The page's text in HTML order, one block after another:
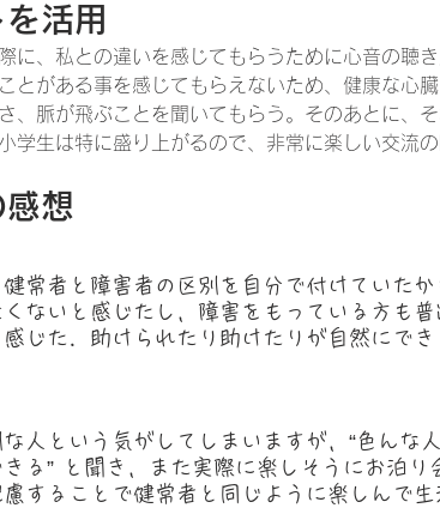
活用
に、私との違いを感じてもらうために心音の聴
とがある事を感じてもらえないため、健康な心
、脈が飛ぶことを聞いてもらう。そのあとに、
学生は特に盛り上がるので、非常に楽しい交流の
想
常者と障害者の区別を自分で付けていた
ないと感じたし，障害をもっている方も
じた．助けられたり助けたりが自然にで
人という気がしてしまいますが，“色んな
る” と聞き，また実際に楽しそうにお泊り
することで健常者と同じように楽しんで